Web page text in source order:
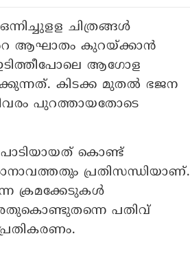
ചിത്രങ്ങൾ
ആഘാതം കുറയ്ക്കാൻ
ആഗോള
കിടക്ക മുതൽ ഭജന
പുറത്തായതോടെ
കൊണ്ട്
പ്രതിസന്ധിയാണ്.
ക്രമക്കേടുകൾ
അതുകൊണ്ടുതന്നെ പതിവ്